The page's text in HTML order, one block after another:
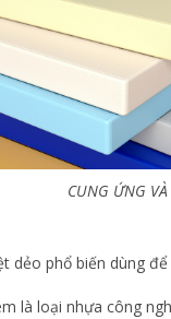
CUNG ỨNG
dẻo phổ biến dùng
là loại nhựa công